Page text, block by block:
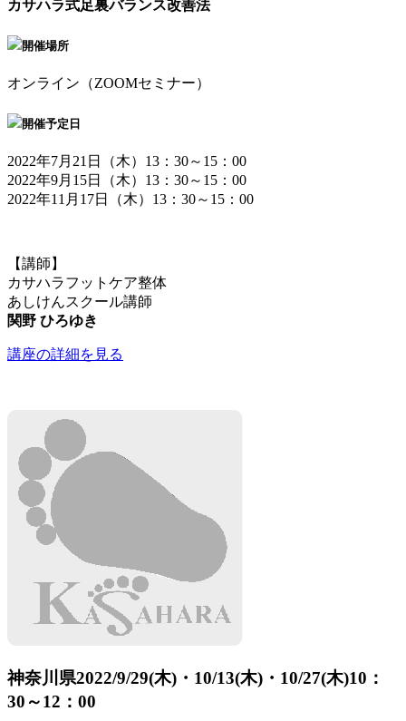
カサハラ式足裏バランス改善法
開催場所
オンライン（ZOOMセミナー）
開催予定日
2022年7月21日（木）13：30～15：00
2022年9月15日（木）13：30～15：00
2022年11月17日（木）13：30～15：00
【講師】
カサハラフットケア整体
あしけんスクール講師
関野 ひろゆき
講座の詳細を見る
神奈川県2022/9/29(木)・10/13(木)・10/27(木)10：
30～12：00